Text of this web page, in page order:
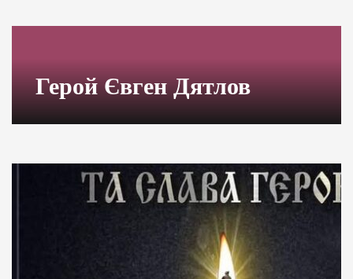
Герой Євген Дятлов